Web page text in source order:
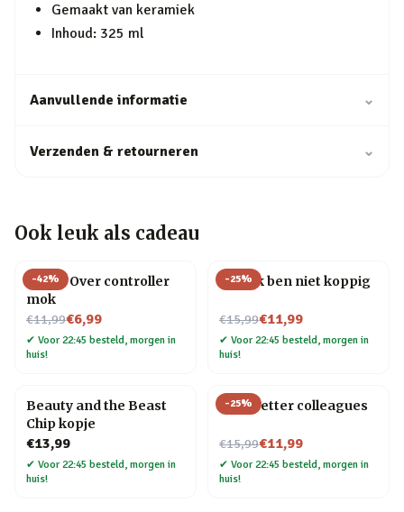
Gemaakt van keramiek
Inhoud: 325 ml
Aanvullende informatie ⌄
Verzenden & retourneren ⌄
Ook leuk als cadeau
-42%
Game Over controller
mok
€11,99
Nu voor€6,99
✔ Voor 22:45 besteld, morgen in
huis!
-25%
Mok Ik ben niet koppig
€15,99
Nu voor€11,99
✔ Voor 22:45 besteld, morgen in
huis!
Beauty and the Beast
Chip kopje
€13,99
✔ Voor 22:45 besteld, morgen in
huis!
-25%
Mok Better colleagues
€15,99
Nu voor€11,99
✔ Voor 22:45 besteld, morgen in
huis!